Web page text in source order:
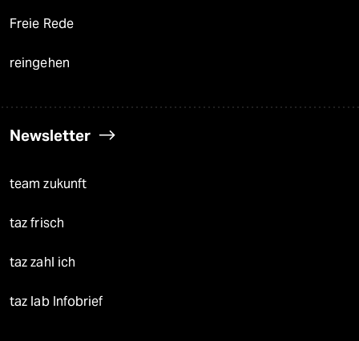
Freie Rede
reingehen
Newsletter
team zukunft
taz frisch
taz zahl ich
taz lab Infobrief